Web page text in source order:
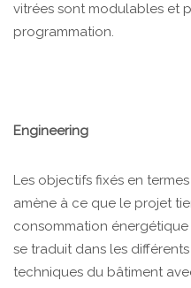
vitrées sont modulables et
programmation.
Engineering
Les objectifs fixés en
amène à ce que le projet
consommation
se traduit dans les
techniques du bâtiment